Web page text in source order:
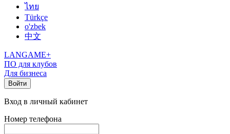
ไทย
Türkçe
o'zbek
中文
LANGAME+
ПО для клубов
Для бизнеса
Войти
Вход в личный кабинет
Номер телефона